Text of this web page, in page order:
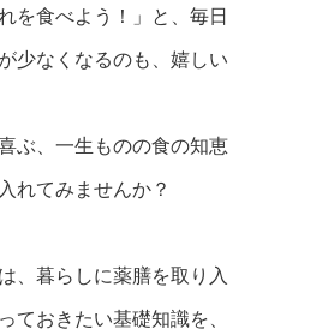
を食べよう！」と、毎日
少なくなるのも、嬉しい
ぶ、一生ものの食の知恵
れてみませんか？
、暮らしに薬膳を取り入
ておきたい基礎知識を、